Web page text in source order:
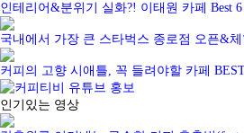
인테리어&분위기 실화?! 이태원 카페 Best 6
국내에서 가장 큰 스타벅스 종로점 오픈&체
커피의 고향 시애틀, 꼭 들려야할 카페
인기있는 영상